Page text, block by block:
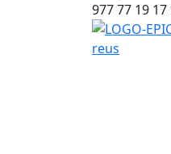
977 77 19 17